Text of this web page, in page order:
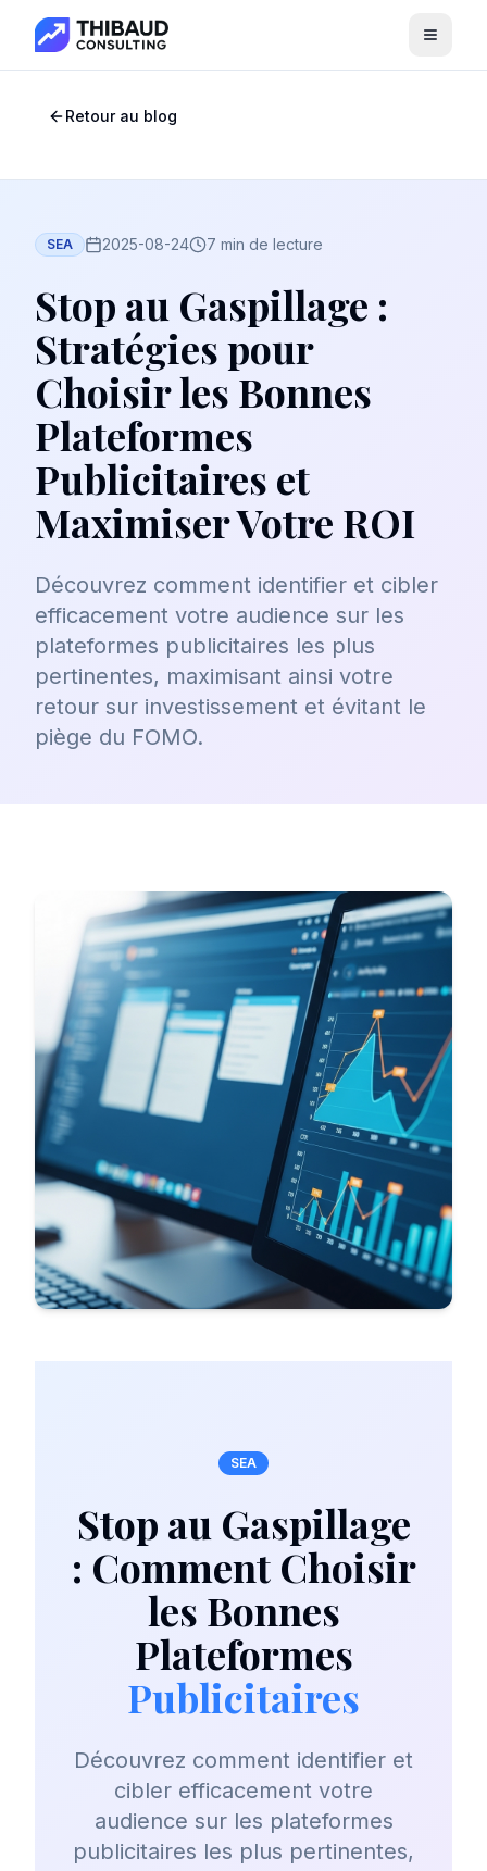
Menu
Retour au blog
SEA 2025-08-24 7 min de lecture
Stop au Gaspillage :
Stratégies pour
Choisir les Bonnes
Plateformes
Publicitaires et
Maximiser Votre ROI
Découvrez comment identifier et cibler
efficacement votre audience sur les
plateformes publicitaires les plus
pertinentes, maximisant ainsi votre
retour sur investissement et évitant le
piège du FOMO.
SEA
Stop au Gaspillage
: Comment Choisir
les Bonnes
Plateformes
Publicitaires
Découvrez comment identifier et
cibler efficacement votre
audience sur les plateformes
publicitaires les plus pertinentes,